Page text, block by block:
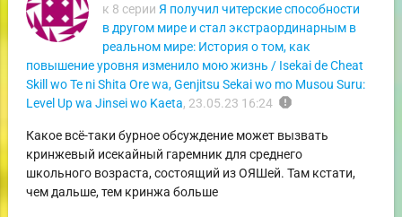
к 8 серии Я получил читерские способности
в другом мире и стал экстраординарным в
реальном мире: История о том, как
повышение уровня изменило мою жизнь / Isekai de Cheat
Skill wo Te ni Shita Ore wa, Genjitsu Sekai wo mo Musou Suru:
Level Up wa Jinsei wo Kaeta, 23.05.23 16:24 report
Какое всё-таки бурное обсуждение может вызвать
кринжевый исекайный гаремник для среднего
школьного возраста, состоящий из ОЯШей. Там кстати,
чем дальше, тем кринжа больше